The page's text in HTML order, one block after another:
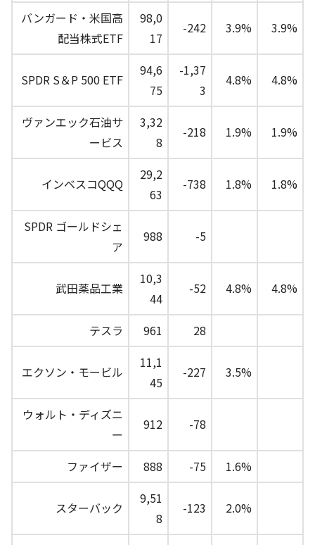
バンガード・米国高
配当株式ETF
98,0
17
-242 3.9% 3.9%
SPDR S＆P 500 ETF
94,6
75
-1,37
3
4.8% 4.8%
ヴァンエック石油サ
ービス
3,32
8
-218 1.9% 1.9%
インベスコQQQ
29,2
63
-738 1.8% 1.8%
SPDR ゴールドシェ
ア
988 -5
武田薬品工業
10,3
44
-52 4.8% 4.8%
テスラ 961 28
エクソン・モービル
11,1
45
-227 3.5%
ウォルト・ディズニ
ー
912 -78
ファイザー 888 -75 1.6%
スターバック
9,51
8
-123 2.0%